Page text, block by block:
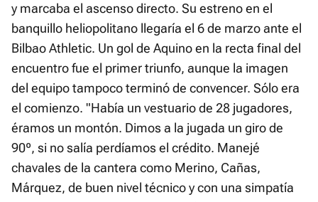
y marcaba el ascenso directo. Su estreno en el
banquillo heliopolitano llegaría el 6 de marzo ante el
Bilbao Athletic. Un gol de Aquino en la recta final del
encuentro fue el primer triunfo, aunque la imagen
del equipo tampoco terminó de convencer. Sólo era
el comienzo. "Había un vestuario de 28 jugadores,
éramos un montón. Dimos a la jugada un giro de
90º, si no salía perdíamos el crédito. Manejé
chavales de la cantera como Merino, Cañas,
Márquez, de buen nivel técnico y con una simpatía